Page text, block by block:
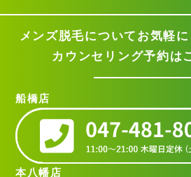
メンズ脱毛についてお気軽に
カウンセリング予約は
船橋店
本八幡店